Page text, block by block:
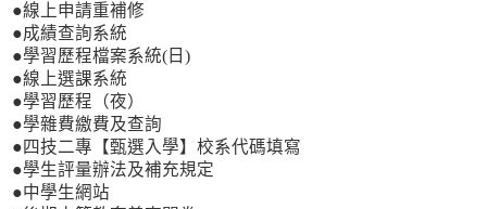
●線上申請重補修
●成績查詢系統
●學習歷程檔案系統(日)
●線上選課系統
●學習歷程（夜）
●學雜費繳費及查詢
●四技二專【甄選入學】校系代碼填寫
●學生評量辦法及補充規定
●中學生網站